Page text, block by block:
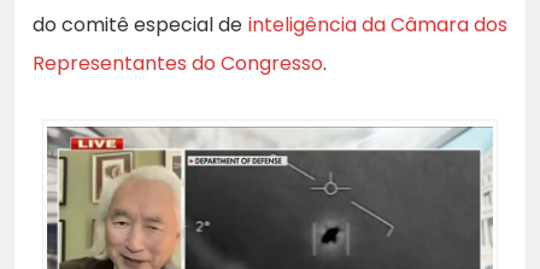
do comitê especial de inteligência da Câmara dos
Representantes do Congresso.